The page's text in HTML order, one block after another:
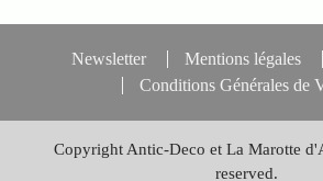
Newsletter Mentions légales
Conditions Générales de
Copyright Antic-Deco et La Marotte
reserved.